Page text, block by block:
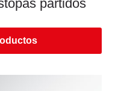
partidos